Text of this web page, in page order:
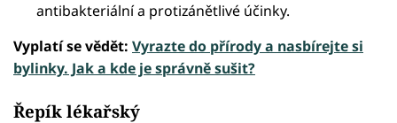
antibakteriální a protizánětlivé účinky.
Vyplatí se vědět: Vyrazte do přírody a nasbírejte si
bylinky. Jak a kde je správně sušit?
Řepík lékařský